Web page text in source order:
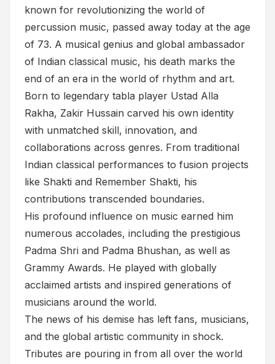
known for revolutionizing the world of
percussion music, passed away today at the age
of 73. A musical genius and global ambassador
of Indian classical music, his death marks the
end of an era in the world of rhythm and art.
Born to legendary tabla player Ustad Alla
Rakha, Zakir Hussain carved his own identity
with unmatched skill, innovation, and
collaborations across genres. From traditional
Indian classical performances to fusion projects
like Shakti and Remember Shakti, his
contributions transcended boundaries.
His profound influence on music earned him
numerous accolades, including the prestigious
Padma Shri and Padma Bhushan, as well as
Grammy Awards. He played with globally
acclaimed artists and inspired generations of
musicians around the world.
The news of his demise has left fans, musicians,
and the global artistic community in shock.
Tributes are pouring in from all over the world